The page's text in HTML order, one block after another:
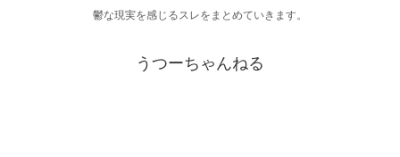
鬱な現実を感じるスレをまとめていきます。
うつーちゃんねる